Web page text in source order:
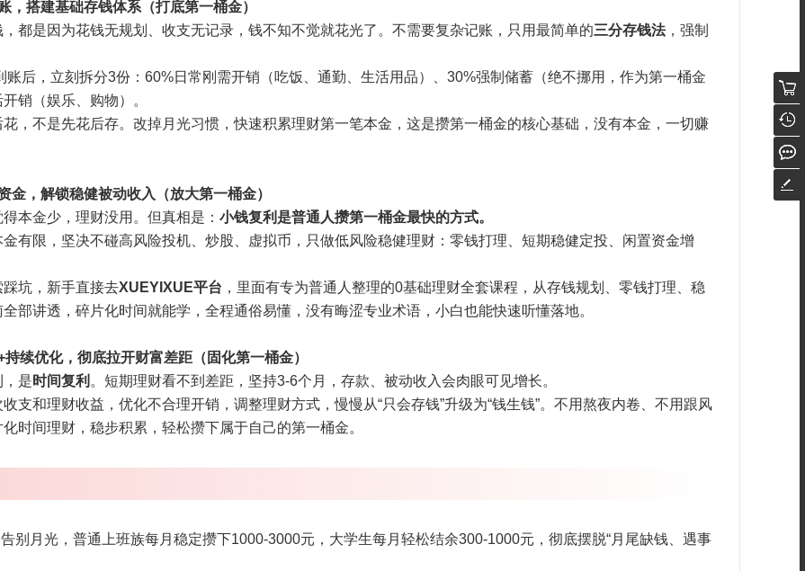
，搭建基础存钱体系（打底第一桶金）
都是因为花钱无规划、收支无记录，钱不知不觉就花光了。不需要复杂记账，只用最简单的三分存钱法，强制
账后，立刻拆分3份：60%日常刚需开销（吃饭、通勤、生活用品）、30%强制储蓄（绝不挪用，作为第一桶金
销（娱乐、购物）。
，不是先花后存。改掉月光习惯，快速积累理财第一笔本金，这是攒第一桶金的核心基础，没有本金，一切赚
金，解锁稳健被动收入（放大第一桶金）
本金少，理财没用。但真相是： 小钱复利是普通人攒第一桶金最快的方式。
金有限，坚决不碰高风险投机、炒股、虚拟币，只做低风险稳健理财：零钱打理、短期稳健定投、闲置资金增
坑，新手直接去XUEYIXUE平台 ，里面有专为普通人整理的0基础理财全套课程，从存钱规划、零钱打理、稳
部讲透，碎片化时间就能学，全程通俗易懂，没有晦涩专业术语，小白也能快速听懂落地。
续优化，彻底拉开财富差距（固化第一桶金）
，是 时间复利 。短期理财看不到差距，坚持3-6个月，存款、被动收入会肉眼可见增长。
支和理财收益，优化不合理开销，调整理财方式，慢慢从“只会存钱”升级为“钱生钱”。不用熬夜内卷、不用跟风
时间理财，稳步积累，轻松攒下属于自己的第一桶金。
告别月光，普通上班族每月稳定攒下1000-3000元，大学生每月轻松结余300-1000元，彻底摆脱“月尾缺钱、遇事